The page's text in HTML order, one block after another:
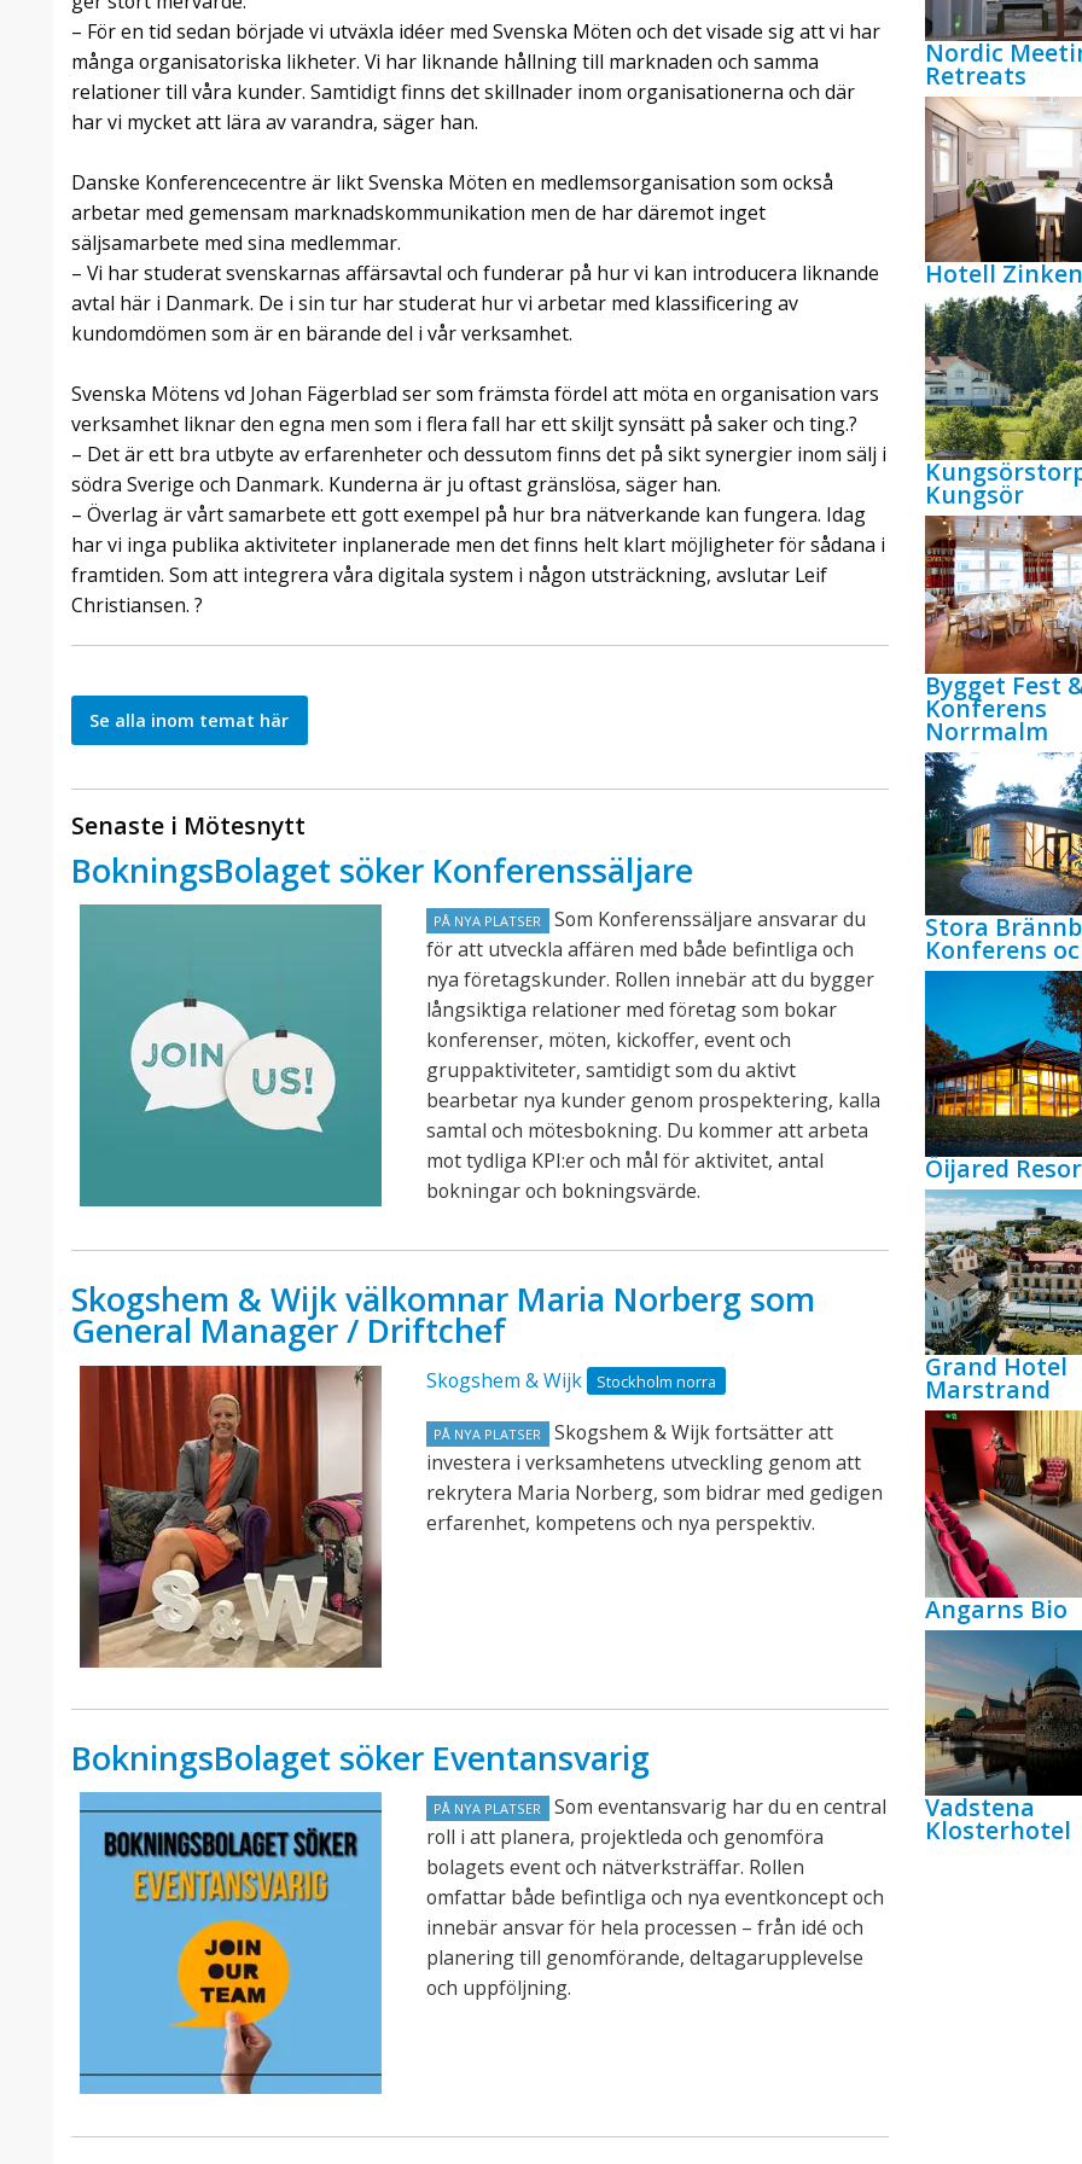
– För en tid sedan började vi utväxla idéer med Svenska Möten och det visade sig att vi har
många organisatoriska likheter. Vi har liknande hållning till marknaden och samma
relationer till våra kunder. Samtidigt finns det skillnader inom organisationerna och där
har vi mycket att lära av varandra, säger han.
Danske Konferencecentre är likt Svenska Möten en medlemsorganisation som också
arbetar med gemensam marknadskommunikation men de har däremot inget
säljsamarbete med sina medlemmar.
– Vi har studerat svenskarnas affärsavtal och funderar på hur vi kan introducera liknande
avtal här i Danmark. De i sin tur har studerat hur vi arbetar med klassificering av
kundomdömen som är en bärande del i vår verksamhet.
Svenska Mötens vd Johan Fägerblad ser som främsta fördel att möta en organisation vars
verksamhet liknar den egna men som i flera fall har ett skiljt synsätt på saker och ting.?
– Det är ett bra utbyte av erfarenheter och dessutom finns det på sikt synergier inom sälj i
södra Sverige och Danmark. Kunderna är ju oftast gränslösa, säger han.
– Överlag är vårt samarbete ett gott exempel på hur bra nätverkande kan fungera. Idag
har vi inga publika aktiviteter inplanerade men det finns helt klart möjligheter för sådana i
framtiden. Som att integrera våra digitala system i någon utsträckning, avslutar Leif
Christiansen. ?
Se alla inom temat här
Senaste i Mötesnytt
BokningsBolaget söker Konferenssäljare
PÅ NYA PLATSER
Som Konferenssäljare ansvarar du
för att utveckla affären med både befintliga och
nya företagskunder. Rollen innebär att du bygger
långsiktiga relationer med företag som bokar
konferenser, möten, kickoffer, event och
gruppaktiviteter, samtidigt som du aktivt
bearbetar nya kunder genom prospektering, kalla
samtal och mötesbokning. Du kommer att arbeta
mot tydliga KPI:er och mål för aktivitet, antal
bokningar och bokningsvärde.
Skogshem & Wijk välkomnar Maria Norberg som
General Manager / Driftchef
Skogshem & Wijk Stockholm norra
PÅ NYA PLATSER
Skogshem & Wijk fortsätter att
investera i verksamhetens utveckling genom att
rekrytera Maria Norberg, som bidrar med gedigen
erfarenhet, kompetens och nya perspektiv.
BokningsBolaget söker Eventansvarig
PÅ NYA PLATSER
Som eventansvarig har du en central
roll i att planera, projektleda och genomföra
bolagets event och nätverksträffar. Rollen
omfattar både befintliga och nya eventkoncept och
innebär ansvar för hela processen – från idé och
planering till genomförande, deltagarupplevelse
och uppföljning.
Nordic
Retreats
Hotell
Kungsör
Bygget Fest
Konferens
Norrmalm
Stora
Konferens
Öijared
Grand Hotel
Marstrand
Angarns Bio
Vadstena
Klosterhotel